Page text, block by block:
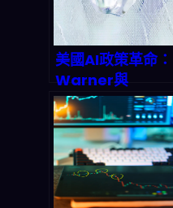
美國AI政策革命：
Warner與
Rounds的聯邦委
員會能否搶救被AI
取代的工作？｜
2026深度預測